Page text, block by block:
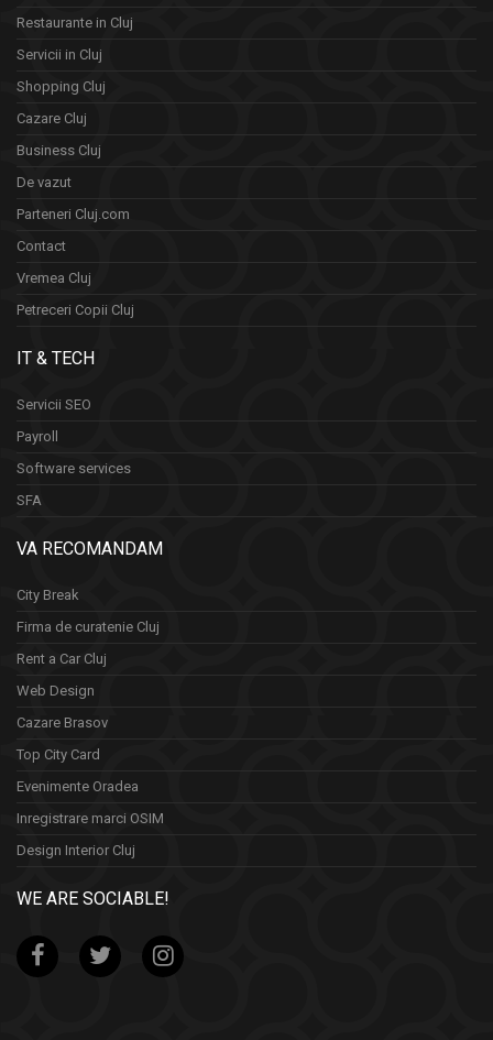
Restaurante in Cluj
Servicii in Cluj
Shopping Cluj
Cazare Cluj
Business Cluj
De vazut
Parteneri Cluj.com
Contact
Vremea Cluj
Petreceri Copii Cluj
IT & TECH
Servicii SEO
Payroll
Software services
SFA
VA RECOMANDAM
City Break
Firma de curatenie Cluj
Rent a Car Cluj
Web Design
Cazare Brasov
Top City Card
Evenimente Oradea
Inregistrare marci OSIM
Design Interior Cluj
WE ARE SOCIABLE!